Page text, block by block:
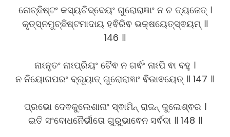
ନୋଚ୍ଛିଷ୍ଟଂ କସ୍ୟଚିଦ୍ଦେୟଂ ଗୁରୋରାଜ୍ଞାଂ ନ ଚ ତ୍ୟଜେତ୍ ।
କୃତ୍ସ୍ନମୁଚ୍ଛିଷ୍ଟମାଦାୟ ହଵିରିଵ ଭକ୍ଷୟେତ୍ସ୍ଵୟମ୍ ॥
146 ॥
ନାଽନୃତଂ ନାଽପ୍ରିୟଂ ଚୈଵ ନ ଗର୍ଵଂ ନାଽପି ଵା ବହୁ ।
ନ ନିୟୋଗପରଂ ବ୍ରୂୟାତ୍ ଗୁରୋରାଜ୍ଞାଂ ଵିଭାଵୟେତ୍ ॥ 147 ॥
ପ୍ରଭୋ ଦେଵକୁଲେଶାନାଂ ସ୍ଵାମିନ୍ ରାଜନ୍ କୁଲେଶ୍ଵର ।
ଇତି ସଂବୋଧନୈର୍ଭୀତୋ ଗୁରୁଭାଵେନ ସର୍ଵଦା ॥ 148 ॥